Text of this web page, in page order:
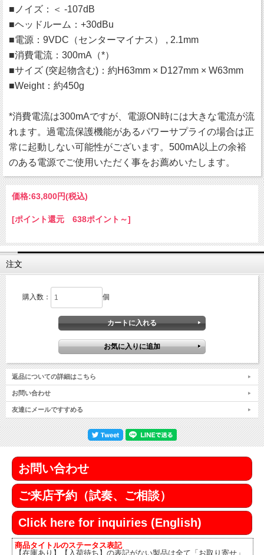
■ノイズ：＜ -107dB
■ヘッドルーム：+30dBu
■電源：9VDC（センターマイナス） , 2.1mm
■消費電流：300mA（*）
■サイズ (突起物含む)：約H63mm × D127mm × W63mm
■Weight：約450g
*消費電流は300mAですが、電源ON時には大きな電流が流
れます。過電流保護機能があるパワーサプライの場合は正
常に起動しない可能性がございます。500mA以上の余裕
のある電源でご使用いただく事をお薦めいたします。
価格:63,800円(税込)
[ポイント還元 638ポイント～]
注文
購入数： 個
返品についての詳細はこちら
お問い合わせ
友達にメールですすめる
お問い合わせ
ご来店予約（試奏、ご相談）
Click here for inquiries (English)
商品タイトルのステータス表記
【在庫あり】【入荷待ち】の表記がない製品は全て「お取り寄せ」